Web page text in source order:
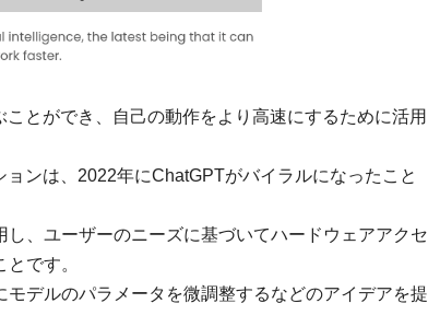
とができ、自己の動作をより高速にするために活用
ンは、2022年にChatGPTがバイラルになったこと
、ユーザーのニーズに基づいてハードウェアアクセ
です。
デルのパラメータを微調整するなどのアイデアを提